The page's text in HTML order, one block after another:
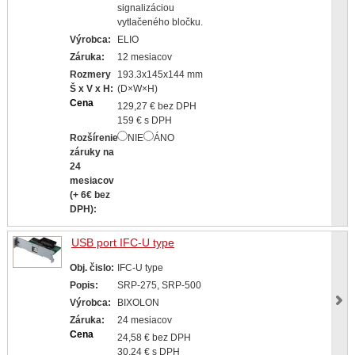
signalizáciou
vytlačeného bločku.
Výrobca:
ELIO
Záruka:
12 mesiacov
Rozmery
Š x V x H:
193.3x145x144 mm
(D×W×H)
Cena
129,27 € bez DPH
159 € s DPH
Rozšírenie
záruky na
24
mesiacov
(+ 6€ bez
DPH):
NIE ÁNO
USB port IFC-U type
Obj. čislo:
IFC-U type
Popis:
SRP-275, SRP-500
Výrobca:
BIXOLON
Záruka:
24 mesiacov
Cena
24,58 € bez DPH
30,24 € s DPH